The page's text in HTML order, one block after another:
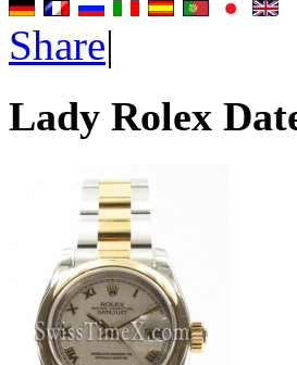
Share|
Lady Rolex